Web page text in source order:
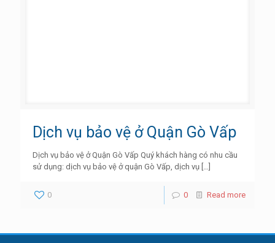
Dịch vụ bảo vệ ở Quận Gò Vấp
Dịch vụ bảo vệ ở Quận Gò Vấp Quý khách hàng có nhu cầu
sử dụng: dịch vụ bảo vệ ở quận Gò Vấp, dịch vụ […]
0 0 Read more